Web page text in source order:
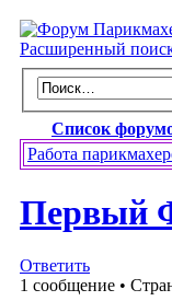
Расширенный
Список
Работа
Первый
Ответить
1 сообщение •